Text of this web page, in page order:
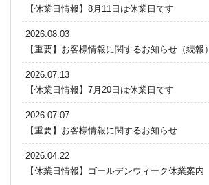
【休業日情報】8月11日は休業日です
2026.08.03
【重要】お客様情報に関するお知らせ（続報）
2026.07.13
【休業日情報】7月20日は休業日です
2026.07.07
【重要】お客様情報に関するお知らせ
2026.04.22
【休業日情報】ゴールデンウィーク休業案内